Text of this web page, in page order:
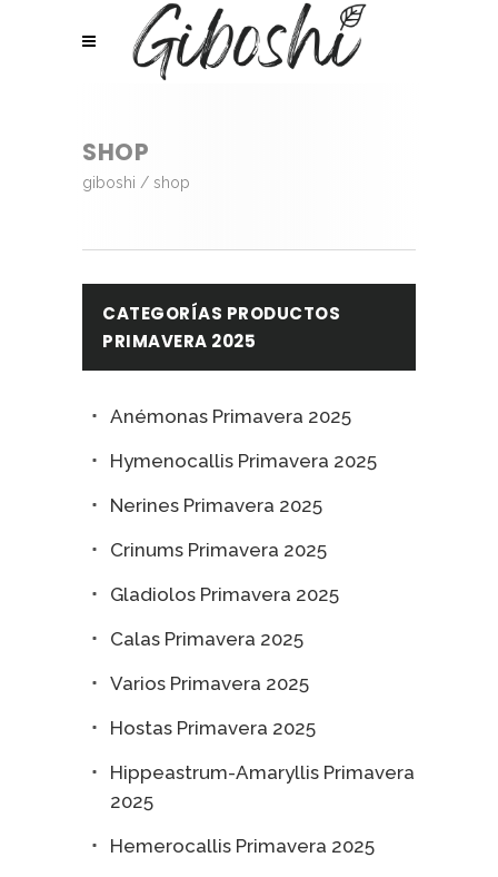
SHOP
giboshi / shop
CATEGORÍAS PRODUCTOS
PRIMAVERA 2025
Anémonas Primavera 2025
Hymenocallis Primavera 2025
Nerines Primavera 2025
Crinums Primavera 2025
Gladiolos Primavera 2025
Calas Primavera 2025
Varios Primavera 2025
Hostas Primavera 2025
Hippeastrum-Amaryllis Primavera
2025
Hemerocallis Primavera 2025